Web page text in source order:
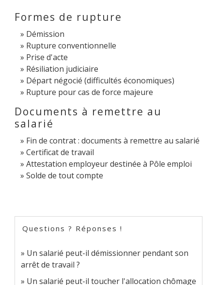
Formes de rupture
Démission
Rupture conventionnelle
Prise d'acte
Résiliation judiciaire
Départ négocié (difficultés économiques)
Rupture pour cas de force majeure
Documents à remettre au
salarié
Fin de contrat : documents à remettre au salarié
Certificat de travail
Attestation employeur destinée à Pôle emploi
Solde de tout compte
Questions ? Réponses !
Un salarié peut-il démissionner pendant son
arrêt de travail ?
Un salarié peut-il toucher l'allocation chômage